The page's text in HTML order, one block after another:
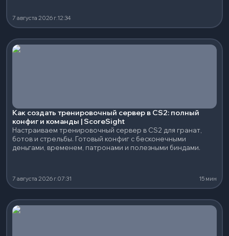
7 августа 2026 г.12:34
Как создать тренировочный сервер в CS2: полный
конфиг и команды | ScoreSight
Настраиваем тренировочный сервер в CS2 для гранат,
ботов и стрельбы. Готовый конфиг с бесконечными
деньгами, временем, патронами и полезными биндами.
7 августа 2026 г.07:31 15 мин